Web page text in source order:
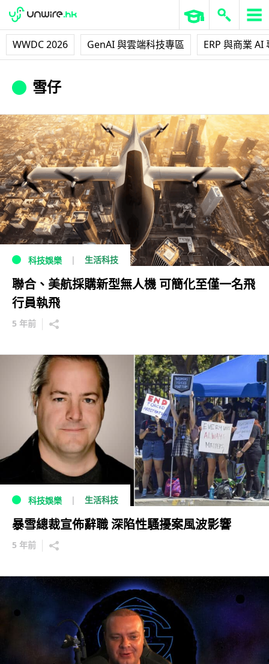
WWDC 2026 GenAI 與雲端科技專區 ERP 與商業 AI
雪仔
科技娛樂 生活科技
聯合、美航採購新型無人機 可簡化至僅一名飛
行員執飛
5 年前
科技娛樂 生活科技
暴雪總裁宣佈辭職 深陷性騷擾案風波影響
5 年前